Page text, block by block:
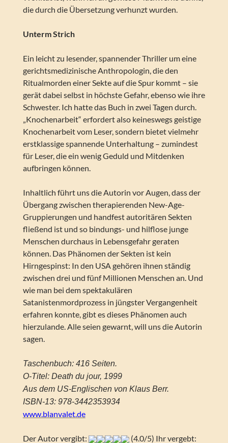
die durch die Übersetzung verhunzt wurden.
Unterm Strich
Ein leicht zu lesender, spannender Thriller um eine
gerichtsmedizinische Anthropologin, die den
Ritualmorden einer Sekte auf die Spur kommt – sie
gerät dabei selbst in höchste Gefahr, ebenso wie ihre
Schwester. Ich hatte das Buch in zwei Tagen durch.
„Knochenarbeit“ erfordert also keineswegs geistige
Knochenarbeit vom Leser, sondern bietet vielmehr
erstklassige spannende Unterhaltung – zumindest
für Leser, die ein wenig Geduld und Mitdenken
aufbringen können.
Inhaltlich führt uns die Autorin vor Augen, dass der
Übergang zwischen therapierenden New-Age-
Gruppierungen und handfest autoritären Sekten
fließend ist und so bindungs- und hilflose junge
Menschen durchaus in Lebensgefahr geraten
können. Das Phänomen der Sekten ist kein
Hirngespinst: In den USA gehören ihnen ständig
zwischen drei und fünf Millionen Menschen an. Und
wie man bei dem spektakulären
Satanistenmordprozess in jüngster Vergangenheit
erfahren konnte, gibt es dieses Phänomen auch
hierzulande. Alle seien gewarnt, will uns die Autorin
sagen.
Taschenbuch: 416 Seiten.
O-Titel: Death du jour, 1999
Aus dem US-Englischen von Klaus Berr.
ISBN-13: 978-3442353934
www.blanvalet.de
Der Autor vergibt:
(4.0/5) Ihr vergebt: